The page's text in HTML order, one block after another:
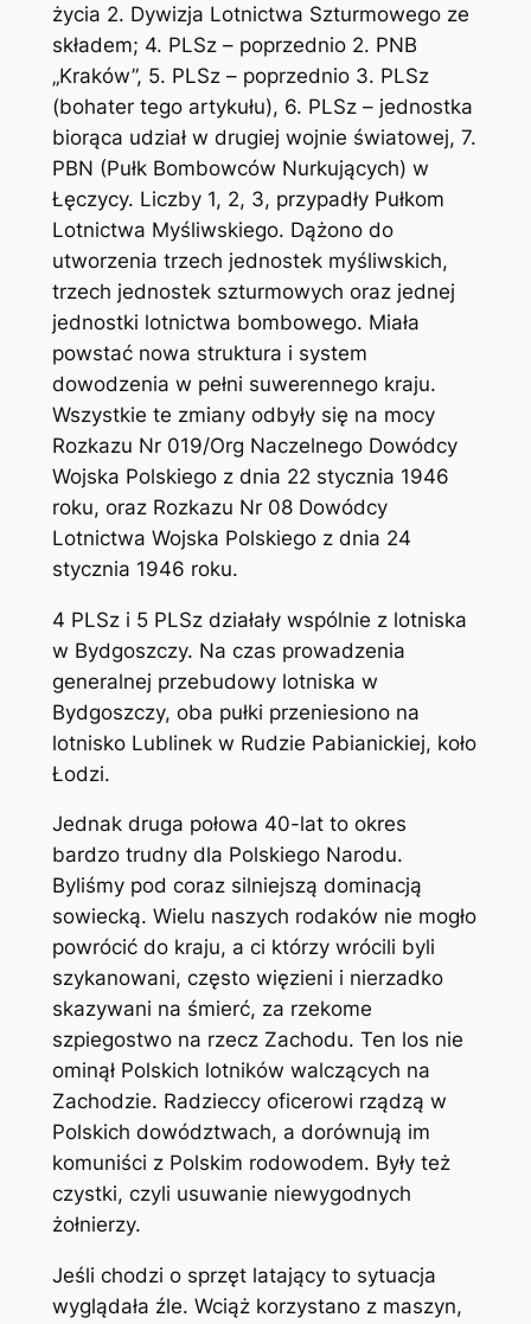
życia 2. Dywizja Lotnictwa Szturmowego ze
składem; 4. PLSz – poprzednio 2. PNB
„Kraków”, 5. PLSz – poprzednio 3. PLSz
(bohater tego artykułu), 6. PLSz – jednostka
biorąca udział w drugiej wojnie światowej, 7.
PBN (Pułk Bombowców Nurkujących) w
Łęczycy. Liczby 1, 2, 3, przypadły Pułkom
Lotnictwa Myśliwskiego. Dążono do
utworzenia trzech jednostek myśliwskich,
trzech jednostek szturmowych oraz jednej
jednostki lotnictwa bombowego. Miała
powstać nowa struktura i system
dowodzenia w pełni suwerennego kraju.
Wszystkie te zmiany odbyły się na mocy
Rozkazu Nr 019/Org Naczelnego Dowódcy
Wojska Polskiego z dnia 22 stycznia 1946
roku, oraz Rozkazu Nr 08 Dowódcy
Lotnictwa Wojska Polskiego z dnia 24
stycznia 1946 roku.
4 PLSz i 5 PLSz działały wspólnie z lotniska
w Bydgoszczy. Na czas prowadzenia
generalnej przebudowy lotniska w
Bydgoszczy, oba pułki przeniesiono na
lotnisko Lublinek w Rudzie Pabianickiej, koło
Łodzi.
Jednak druga połowa 40-lat to okres
bardzo trudny dla Polskiego Narodu.
Byliśmy pod coraz silniejszą dominacją
sowiecką. Wielu naszych rodaków nie mogło
powrócić do kraju, a ci którzy wrócili byli
szykanowani, często więzieni i nierzadko
skazywani na śmierć, za rzekome
szpiegostwo na rzecz Zachodu. Ten los nie
ominął Polskich lotników walczących na
Zachodzie. Radzieccy oficerowi rządzą w
Polskich dowództwach, a dorównują im
komuniści z Polskim rodowodem. Były też
czystki, czyli usuwanie niewygodnych
żołnierzy.
Jeśli chodzi o sprzęt latający to sytuacja
wyglądała źle. Wciąż korzystano z maszyn,